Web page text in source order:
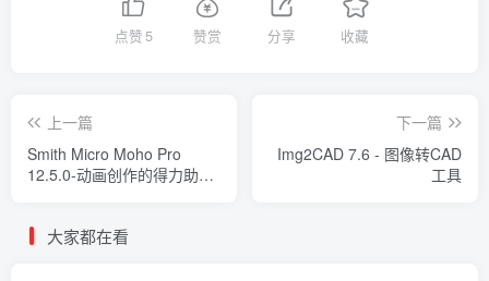
点赞 5 赞赏 分享 收藏
上一篇
Smith Micro Moho Pro
12.5.0-动画创作的得力助手
下一篇
Img2CAD 7.6 - 图像转CAD
工具
大家都在看